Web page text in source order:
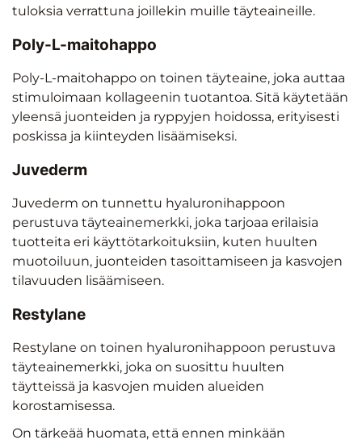
tuloksia verrattuna joillekin muille täyteaineille.
Poly-L-maitohappo
Poly-L-maitohappo on toinen täyteaine, joka auttaa
stimuloimaan kollageenin tuotantoa. Sitä käytetään
yleensä juonteiden ja ryppyjen hoidossa, erityisesti
poskissa ja kiinteyden lisäämiseksi.
Juvederm
Juvederm on tunnettu hyaluronihappoon
perustuva täyteainemerkki, joka tarjoaa erilaisia
tuotteita eri käyttötarkoituksiin, kuten huulten
muotoiluun, juonteiden tasoittamiseen ja kasvojen
tilavuuden lisäämiseen.
Restylane
Restylane on toinen hyaluronihappoon perustuva
täyteainemerkki, joka on suosittu huulten
täytteissä ja kasvojen muiden alueiden
korostamisessa.
On tärkeää huomata, että ennen minkään